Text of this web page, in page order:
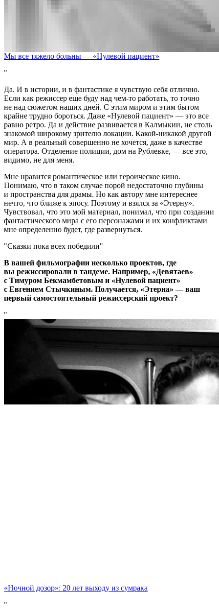
Мы все тяжело больны — «Нулевой пациент»
Да. И в истории, и в фантастике я чувствую себя отлично.
Если как режиссер еще буду над чем-то работать, то точно
не над сюжетом наших дней. С этим миром и этим бытом
крайне трудно бороться. Даже «Нулевой пациент» — это все
равно ретро. Да и действие развивается в Калмыкии, не столь
знакомой широкому зрителю локации. Какой-никакой другой
мир. А в реальный совершенно не хочется, даже в качестве
оператора. Отделение полиции, дом на Рублевке, — все это,
видимо, не для меня.
Мне нравится романтическое или героическое кино.
Понимаю, что в таком случае порой недостаточно глубины
и пространства для драмы. Но как автору мне интереснее
нечто, что ближе к эпосу. Поэтому и взялся за «Этерну».
Чувствовал, что это мой материал, понимал, что при создании
фантастического мира с его персонажами и их конфликтами
мне определенно будет, где развернуться.
Сказки пока всех победили
В вашей фильмографии несколько проектов, где
вы режиссировали в тандеме. Например, «Девятаев»
с Тимуром Бекмамбетовым и «Нулевой пациент»
с Евгением Стычкиным. Получается, «Этерна» — ваш
первый самостоятельный режиссерский проект?
«Ночной дозор»: 20 лет выходу из сумрака